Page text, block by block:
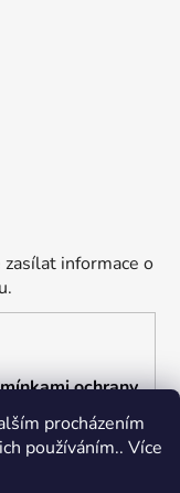
procházením
používáním.. Více
informace o
ochrany